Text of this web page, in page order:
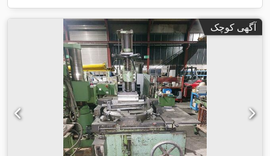
آگهی کوچک